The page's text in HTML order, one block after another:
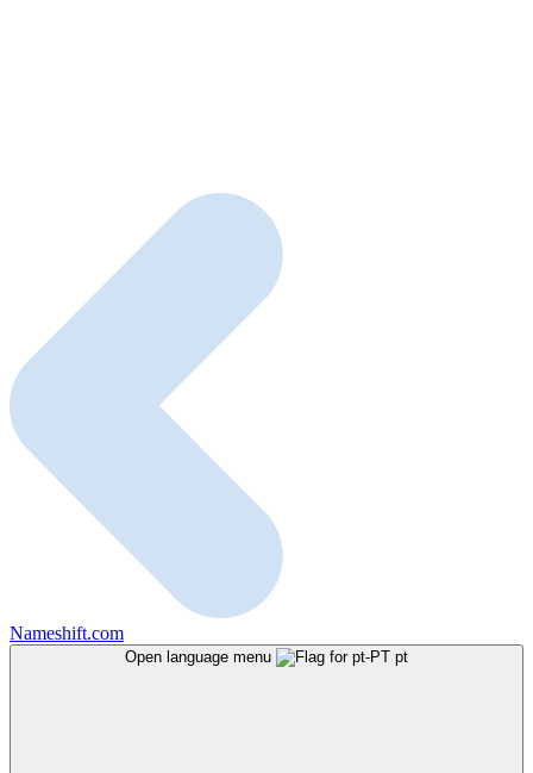
Nameshift.com
Open language menu pt